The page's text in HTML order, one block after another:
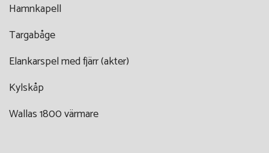
Hamnkapell
Targabåge
Elankarspel med fjärr (akter)
Kylskåp
Wallas 1800 värmare